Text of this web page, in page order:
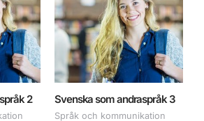
2 Svenska som andraspråk 3
Språk och kommunikation